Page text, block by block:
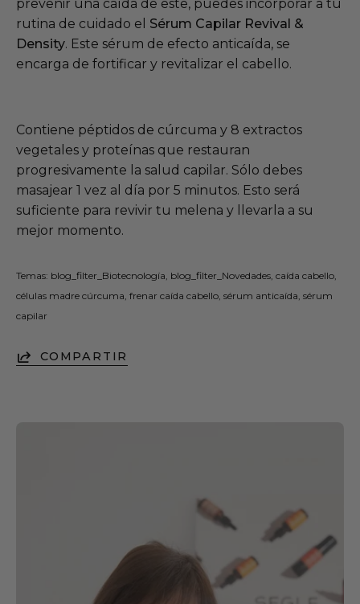
prevenir una caída de este, puedes incorporar a tu
rutina de cuidado el Sérum Capilar Revival &
Density. Este sérum de efecto anticaída, se
encarga de fortificar y revitalizar el cabello.
Contiene péptidos de cúrcuma y 8 extractos
vegetales y proteínas que restauran
progresivamente la salud capilar. Sólo debes
masajear 1 vez al día por 5 minutos. Esto será
suficiente para revivir tu melena y llevarla a su
mejor momento.
Temas: blog_filter_Biotecnología blog_filter_Novedades caída cabello
células madre cúrcuma frenar caída cabello sérum anticaída sérum
capilar
COMPARTIR